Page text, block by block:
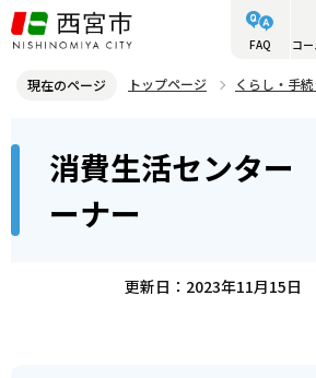
こ
の
ジ
頭
FAQ コ
現在のページ トップページ くらし・手続
消費生活センタ
ーナー
更新日：2023年11月15日